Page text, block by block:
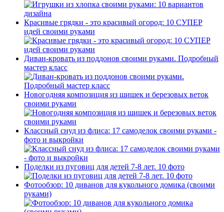
Красивые грядки - это красивый огород: 10 СУПЕР
идей своими руками
Диван-кровать из поддонов своими руками. Подробный
мастер класс
Новогодняя композиция из шишек и березовых веток
своими руками
Классный снуд из флиса: 17 самоделок своими руками -
фото и выкройки
Поделки из пуговиц для детей 7-8 лет. 10 фото
Фотообзор: 10 диванов для кукольного домика (своими
руками)